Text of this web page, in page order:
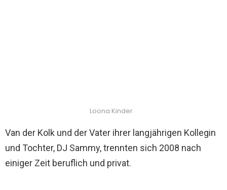
Loona Kinder
Van der Kolk und der Vater ihrer langjährigen Kollegin
und Tochter, DJ Sammy, trennten sich 2008 nach
einiger Zeit beruflich und privat.